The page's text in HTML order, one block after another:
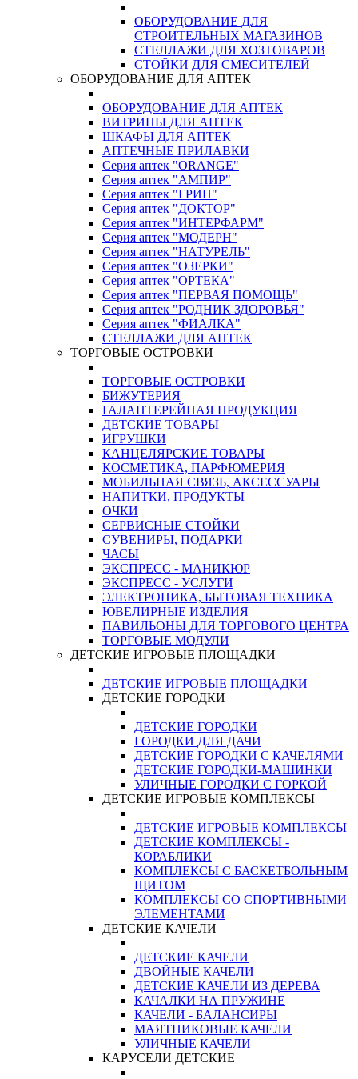
ОБОРУДОВАНИЕ ДЛЯ
СТРОИТЕЛЬНЫХ МАГАЗИНОВ
СТЕЛЛАЖИ ДЛЯ ХОЗТОВАРОВ
СТОЙКИ ДЛЯ СМЕСИТЕЛЕЙ
ОБОРУДОВАНИЕ ДЛЯ АПТЕК
ОБОРУДОВАНИЕ ДЛЯ АПТЕК
ВИТРИНЫ ДЛЯ АПТЕК
ШКАФЫ ДЛЯ АПТЕК
АПТЕЧНЫЕ ПРИЛАВКИ
Серия аптек "ORANGE"
Серия аптек "АМПИР"
Серия аптек "ГРИН"
Серия аптек "ДОКТОР"
Серия аптек "ИНТЕРФАРМ"
Серия аптек "МОДЕРН"
Серия аптек "НАТУРЕЛЬ"
Серия аптек "ОЗЕРКИ"
Серия аптек "ОРТЕКА"
Серия аптек "ПЕРВАЯ ПОМОЩЬ"
Серия аптек "РОДНИК ЗДОРОВЬЯ"
Серия аптек "ФИАЛКА"
СТЕЛЛАЖИ ДЛЯ АПТЕК
ТОРГОВЫЕ ОСТРОВКИ
ТОРГОВЫЕ ОСТРОВКИ
БИЖУТЕРИЯ
ГАЛАНТЕРЕЙНАЯ ПРОДУКЦИЯ
ДЕТСКИЕ ТОВАРЫ
ИГРУШКИ
КАНЦЕЛЯРСКИЕ ТОВАРЫ
КОСМЕТИКА, ПАРФЮМЕРИЯ
МОБИЛЬНАЯ СВЯЗЬ, АКСЕССУАРЫ
НАПИТКИ, ПРОДУКТЫ
ОЧКИ
СЕРВИСНЫЕ СТОЙКИ
СУВЕНИРЫ, ПОДАРКИ
ЧАСЫ
ЭКСПРЕСС - МАНИКЮР
ЭКСПРЕСС - УСЛУГИ
ЭЛЕКТРОНИКА, БЫТОВАЯ ТЕХНИКА
ЮВЕЛИРНЫЕ ИЗДЕЛИЯ
ПАВИЛЬОНЫ ДЛЯ ТОРГОВОГО ЦЕНТРА
ТОРГОВЫЕ МОДУЛИ
ДЕТСКИЕ ИГРОВЫЕ ПЛОЩАДКИ
ДЕТСКИЕ ИГРОВЫЕ ПЛОЩАДКИ
ДЕТСКИЕ ГОРОДКИ
ДЕТСКИЕ ГОРОДКИ
ГОРОДКИ ДЛЯ ДАЧИ
ДЕТСКИЕ ГОРОДКИ С КАЧЕЛЯМИ
ДЕТСКИЕ ГОРОДКИ-МАШИНКИ
УЛИЧНЫЕ ГОРОДКИ С ГОРКОЙ
ДЕТСКИЕ ИГРОВЫЕ КОМПЛЕКСЫ
ДЕТСКИЕ ИГРОВЫЕ КОМПЛЕКСЫ
ДЕТСКИЕ КОМПЛЕКСЫ -
КОРАБЛИКИ
КОМПЛЕКСЫ С БАСКЕТБОЛЬНЫМ
ЩИТОМ
КОМПЛЕКСЫ СО СПОРТИВНЫМИ
ЭЛЕМЕНТАМИ
ДЕТСКИЕ КАЧЕЛИ
ДЕТСКИЕ КАЧЕЛИ
ДВОЙНЫЕ КАЧЕЛИ
ДЕТСКИЕ КАЧЕЛИ ИЗ ДЕРЕВА
КАЧАЛКИ НА ПРУЖИНЕ
КАЧЕЛИ - БАЛАНСИРЫ
МАЯТНИКОВЫЕ КАЧЕЛИ
УЛИЧНЫЕ КАЧЕЛИ
КАРУСЕЛИ ДЕТСКИЕ